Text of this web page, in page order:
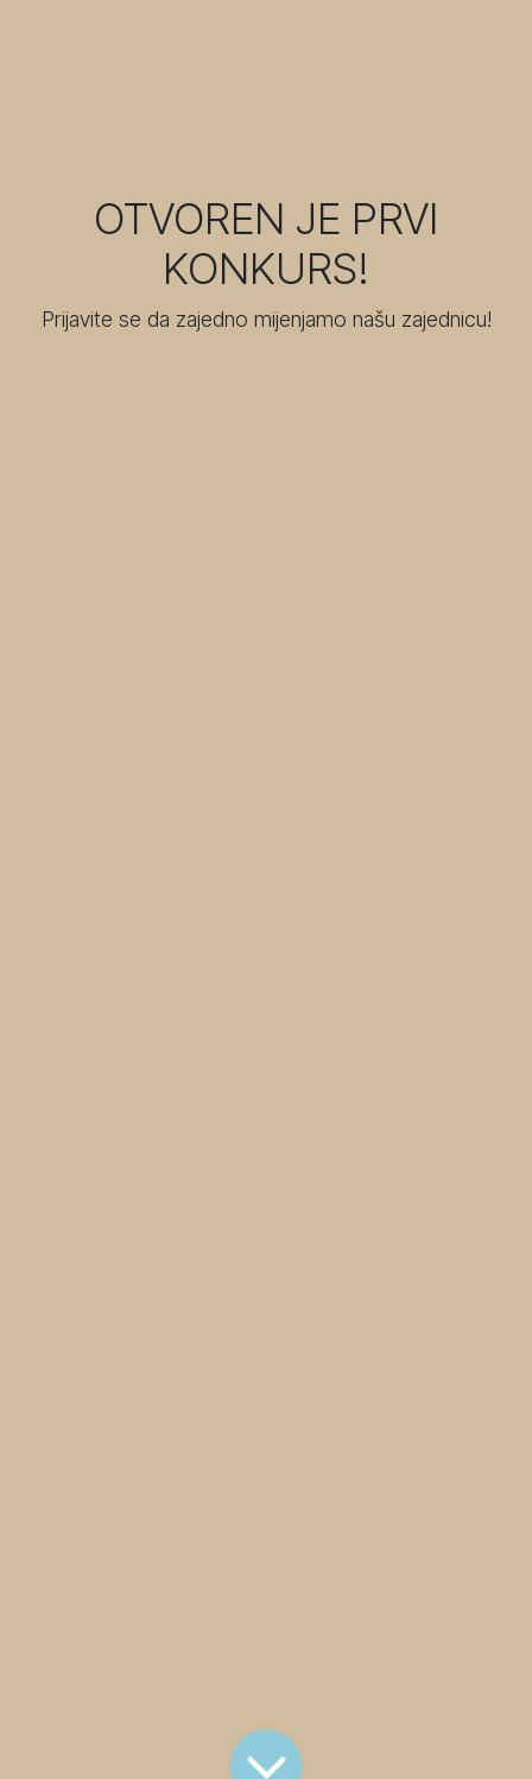
OTVOREN JE PRVI
KONKURS!
Prijavite se da zajedno mijenjamo našu zajednicu!